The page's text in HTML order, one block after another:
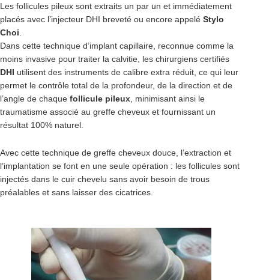
Les follicules pileux sont extraits un par un et immédiatement
placés avec l’injecteur DHI breveté ou encore appelé Stylo
Choi
Dans cette technique d’implant capillaire, reconnue comme la
moins invasive pour traiter la calvitie, les chirurgiens certifiés
DHI utilisent des instruments de calibre extra réduit, ce qui leur
permet le contrôle total de la profondeur, de la direction et de
l’angle de chaque follicule pileux , minimisant ainsi le
traumatisme associé au greffe cheveux et fournissant un
résultat 100% naturel.
Avec cette technique de greffe cheveux douce, l’extraction et
l’implantation se font en une seule opération : les follicules sont
injectés dans le cuir chevelu sans avoir besoin de trous
préalables et sans laisser des cicatrices.